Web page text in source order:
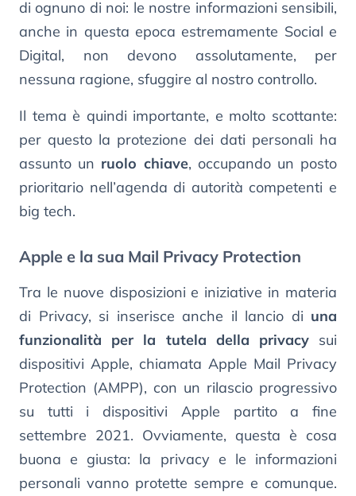
di ognuno di noi: le nostre informazioni sensibili,
anche in questa epoca estremamente Social e
Digital, non devono assolutamente, per
nessuna ragione, sfuggire al nostro controllo.
Il tema è quindi importante, e molto scottante:
per questo la protezione dei dati personali ha
assunto un ruolo chiave, occupando un posto
prioritario nell’agenda di autorità competenti e
big tech.
Apple e la sua Mail Privacy Protection
Tra le nuove disposizioni e iniziative in materia
di Privacy, si inserisce anche il lancio di una
funzionalità per la tutela della privacysui
dispositivi Apple, chiamata Apple Mail Privacy
Protection (AMPP), con un rilascio progressivo
su tutti i dispositivi Apple partito a fine
settembre 2021. Ovviamente, questa è cosa
buona e giusta: la privacy e le informazioni
personali vanno protette sempre e comunque.